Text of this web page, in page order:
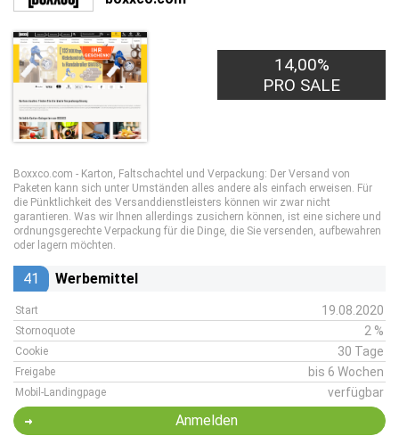
14,00%
PRO SALE
Boxxco.com - Karton, Faltschachtel und Verpackung: Der Versand von
Paketen kann sich unter Umständen alles andere als einfach erweisen. Für
die Pünktlichkeit des Versanddienstleisters können wir zwar nicht
garantieren. Was wir Ihnen allerdings zusichern können, ist eine sichere und
ordnungsgerechte Verpackung für die Dinge, die Sie versenden, aufbewahren
oder lagern möchten.
41 Werbemittel
Start 19.08.2020
Stornoquote 2 %
Cookie 30 Tage
Freigabe bis 6 Wochen
Mobil-Landingpage verfügbar
Anmelden